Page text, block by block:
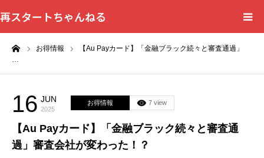
再スタートちゃんねる
お得情報
【Au Payカード】「金融ブラック続々と審査通過」
…
16 JUN
2025
お得情報 7 view
【Au Payカード】「金融ブラック続々と審査通
過」審査会社が変わった！？
HOME
プライバシーポリシー